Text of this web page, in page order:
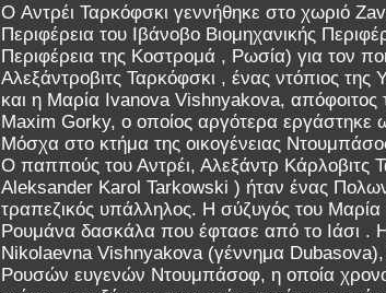
Ο Αντρέι Ταρκόφσκι γεννήθηκε στο χωριό
Περιφέρεια του Ιβάνοβο Βιομηχανικής
Περιφέρεια της Κοστρομά , Ρωσία) για τον
Αλεξάντροβιτς Ταρκόφσκι , ένας ντόπιος
και η Μαρία Ivanova Vishnyakova, απόφοιτος
Maxim Gorky, ο οποίος αργότερα εργάστηκε
Μόσχα στο κτήμα της οικογένειας
Ο παππούς του Αντρέι, Αλεξάντρ Κάρλοβιτς
Aleksander Karol Tarkowski ) ήταν ένας
τραπεζικός υπάλληλος. Η σύζυγός του
Ρουμάνα δασκάλα που έφτασε από το Ιάσι . Η
Nikolaevna Vishnyakova (γέννημα Dubasova),
Ρουσών ευγενών Ντουμπάσοφ, η οποία